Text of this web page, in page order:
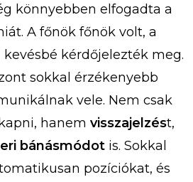
könnyebben elfogadta a
A főnök főnök volt, a
kérdőjelezték meg.
sokkal érzékenyebb
vele. Nem csak
hanem visszajelzést,
bánásmódot is. Sokkal
pozíciókat, és